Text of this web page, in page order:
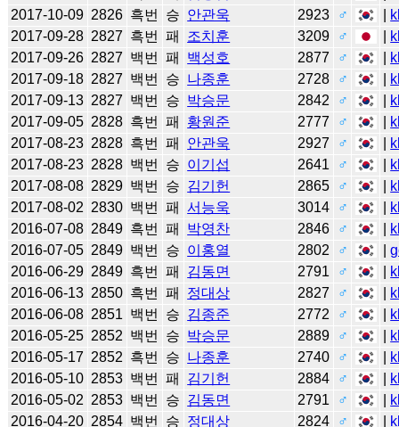
2017-10-09 2826 흑번 승 안관욱 2923 ♂
2017-09-28 2827 흑번 패 조치훈 3209 ♂
2017-09-26 2827 백번 패 백성호 2877 ♂
2017-09-18 2827 백번 승 나종훈 2728 ♂
2017-09-13 2827 백번 승 박승문 2842 ♂
2017-09-05 2828 흑번 패 황원준 2777 ♂
2017-08-23 2828 흑번 패 안관욱 2927 ♂
2017-08-23 2828 백번 승 이기섭 2641 ♂
2017-08-08 2829 백번 승 김기헌 2865 ♂
2017-08-02 2830 백번 패 서능욱 3014 ♂
2016-07-08 2849 흑번 패 박영찬 2846 ♂
2016-07-05 2849 백번 승 이홍열 2802 ♂ |
2016-06-29 2849 흑번 패 김동면 2791 ♂
2016-06-13 2850 흑번 패 정대상 2827 ♂
2016-06-08 2851 백번 승 김종준 2772 ♂
2016-05-25 2852 백번 승 박승문 2889 ♂
2016-05-17 2852 흑번 승 나종훈 2740 ♂
2016-05-10 2853 백번 패 김기헌 2884 ♂
2016-05-02 2853 백번 승 김동면 2791 ♂
2016-04-20 2854 백번 승 정대상 2824 ♂